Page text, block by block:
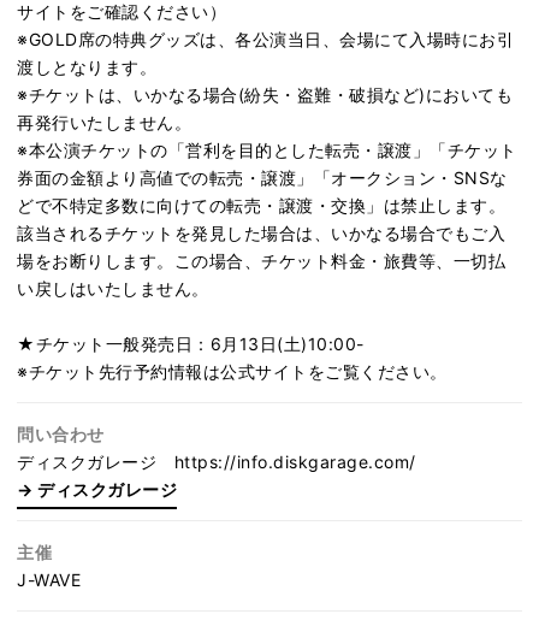
サイトをご確認ください）
※GOLD席の特典グッズは、各公演当日、会場にて入場時にお引
渡しとなります。
※チケットは、いかなる場合(紛失・盗難・破損など)においても
再発行いたしません。
※本公演チケットの「営利を目的とした転売・譲渡」「チケット
券面の金額より高値での転売・譲渡」「オークション・SNSな
どで不特定多数に向けての転売・譲渡・交換」は禁止します。
該当されるチケットを発見した場合は、いかなる場合でもご入
場をお断りします。この場合、チケット料金・旅費等、一切払
い戻しはいたしません。
★チケット一般発売日：6月13日(土)10:00-
※チケット先行予約情報は公式サイトをご覧ください。
問い合わせ
ディスクガレージ https://info.diskgarage.com/
ディスクガレージ
主催
J-WAVE